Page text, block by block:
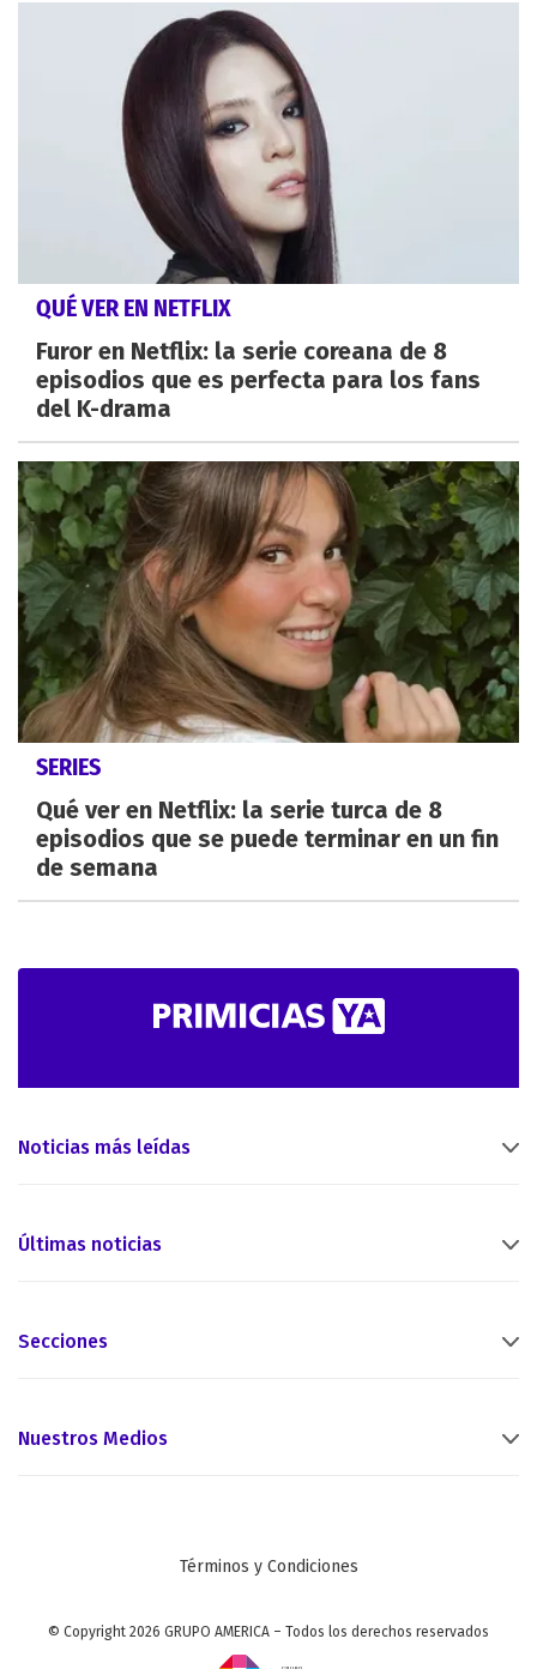
QUÉ VER EN NETFLIX
Furor en Netflix: la serie coreana de 8
episodios que es perfecta para los fans
del K-drama
SERIES
Qué ver en Netflix: la serie turca de 8
episodios que se puede terminar en un fin
de semana
Noticias más leídas
Últimas noticias
Secciones
Nuestros Medios
Términos y Condiciones
© Copyright 2026 GRUPO AMERICA – Todos los derechos reservados